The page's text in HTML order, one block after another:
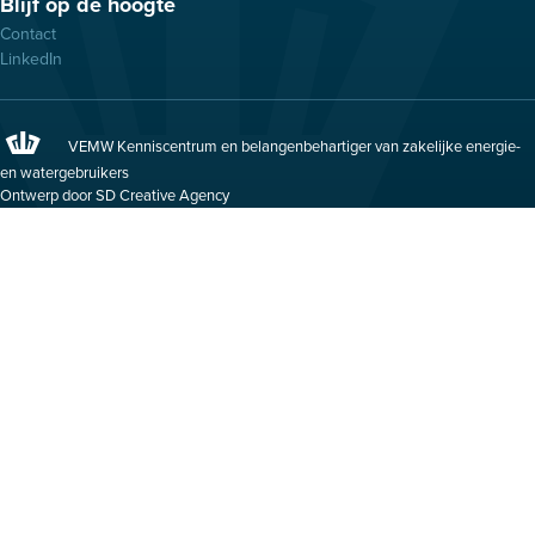
Contact
LinkedIn
VEMW Kenniscentrum en belangenbehartiger van zakelijke energie-
en watergebruikers
Ontwerp door SD Creative Agency